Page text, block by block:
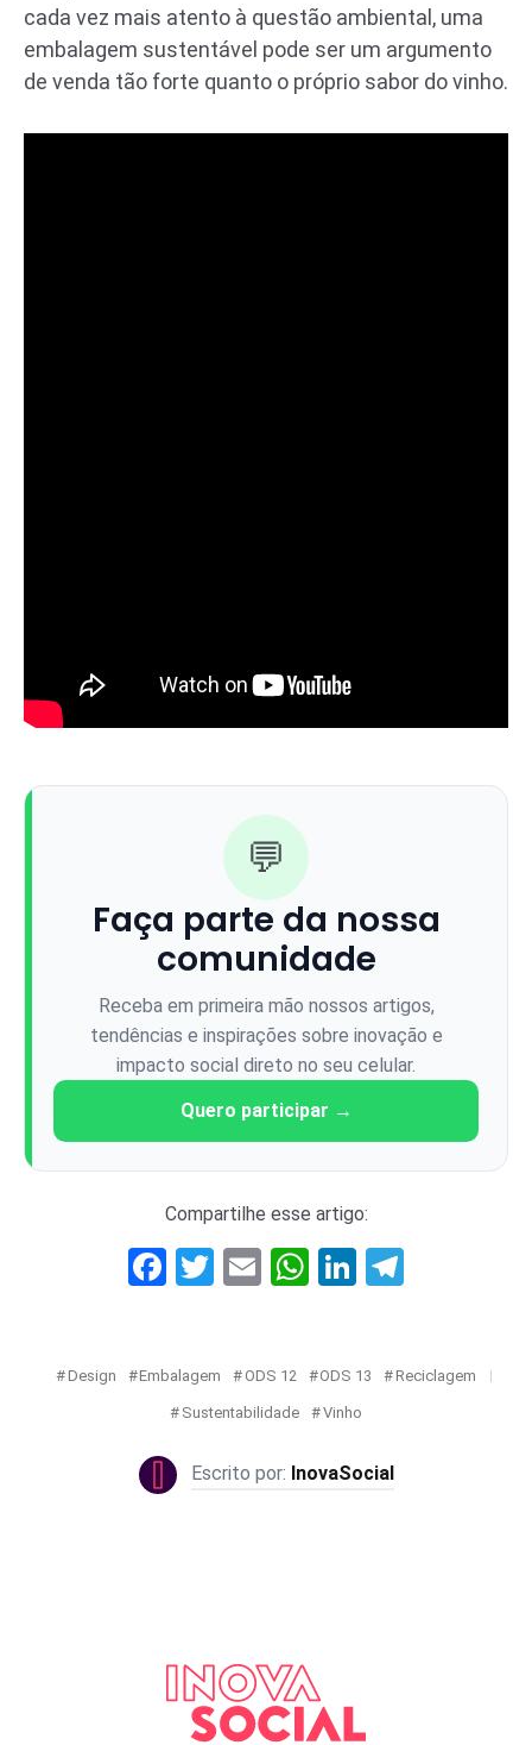
cada vez mais atento à questão ambiental, uma
embalagem sustentável pode ser um argumento
de venda tão forte quanto o próprio sabor do vinho.
💬
Faça parte da nossa
comunidade
Receba em primeira mão nossos artigos,
tendências e inspirações sobre inovação e
impacto social direto no seu celular.
Quero participar →
Compartilhe esse artigo:
Facebook
Twitter
EmailWhatsApp
LinkedIn
Design Embalagem ODS 12 ODS 13 Reciclagem
Sustentabilidade Vinho
InovaSocial